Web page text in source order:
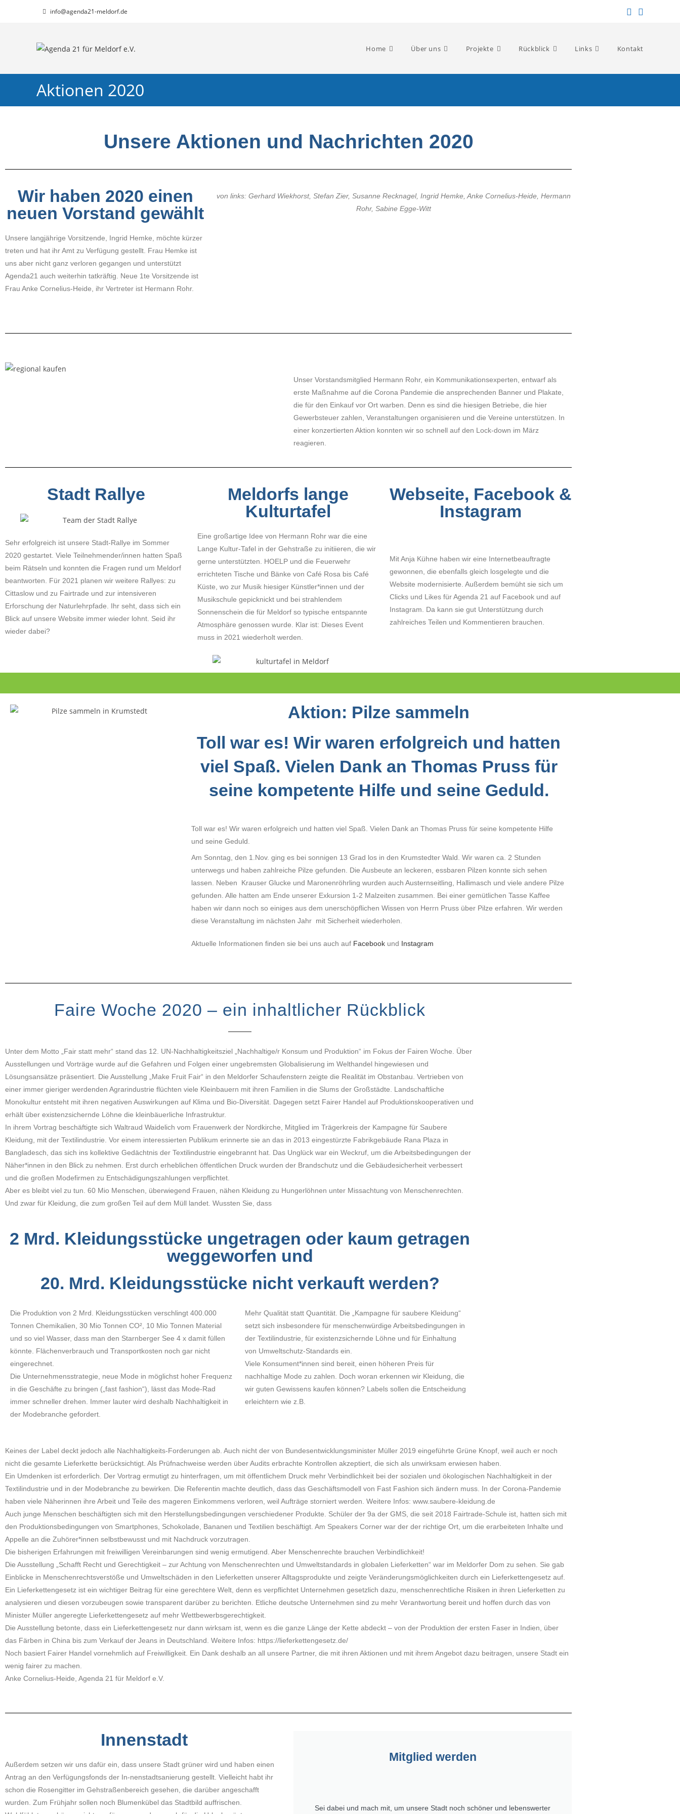
info@agenda21-meldorf.de
Home Über uns Projekte Rückblick Links Kontakt
Aktionen 2020
Unsere Aktionen und Nachrichten 2020
Wir haben 2020 einen
neuen Vorstand gewählt
Unsere langjährige Vorsitzende, Ingrid Hemke, möchte kürzer
treten und hat ihr Amt zu Verfügung gestellt. Frau Hemke ist
uns aber nicht ganz verloren gegangen und unterstützt
Agenda21 auch weiterhin tatkräftig. Neue 1te Vorsitzende ist
Frau Anke Cornelius-Heide, ihr Vertreter ist Hermann Rohr.
von links: Gerhard Wiekhorst, Stefan Zier, Susanne Recknagel, Ingrid Hemke, Anke Cornelius-Heide, Hermann
Rohr, Sabine Egge-Witt
Unser Vorstandsmitglied Hermann Rohr, ein Kommunikationsexperten, entwarf als
erste Maßnahme auf die Corona Pandemie die ansprechenden Banner und Plakate,
die für den Einkauf vor Ort warben. Denn es sind die hiesigen Betriebe, die hier
Gewerbsteuer zahlen, Veranstaltungen organisieren und die Vereine unterstützen. In
einer konzertierten Aktion konnten wir so schnell auf den Lock-down im März
reagieren.
Stadt Rallye
Sehr erfolgreich ist unsere Stadt-Rallye im Sommer
2020 gestartet. Viele Teilnehmender/innen hatten Spaß
beim Rätseln und konnten die Fragen rund um Meldorf
beantworten. Für 2021 planen wir weitere Rallyes: zu
Cittaslow und zu Fairtrade und zur intensiveren
Erforschung der Naturlehrpfade. Ihr seht, dass sich ein
Blick auf unsere Website immer wieder lohnt. Seid ihr
wieder dabei?
Meldorfs lange
Kulturtafel
Eine großartige Idee von Hermann Rohr war die eine
Lange Kultur-Tafel in der Gehstraße zu initiieren, die wir
gerne unterstützten. HOELP und die Feuerwehr
errichteten Tische und Bänke von Café Rosa bis Café
Küste, wo zur Musik hiesiger Künstler*innen und der
Musikschule gepicknickt und bei strahlendem
Sonnenschein die für Meldorf so typische entspannte
Atmosphäre genossen wurde. Klar ist: Dieses Event
muss in 2021 wiederholt werden.
Webseite, Facebook &
Instagram
Mit Anja Kühne haben wir eine Internetbeauftragte
gewonnen, die ebenfalls gleich losgelegte und die
Website modernisierte. Außerdem bemüht sie sich um
Clicks und Likes für Agenda 21 auf Facebook und auf
Instagram. Da kann sie gut Unterstützung durch
zahlreiches Teilen und Kommentieren brauchen.
Aktion: Pilze sammeln
Toll war es! Wir waren erfolgreich und hatten
viel Spaß. Vielen Dank an Thomas Pruss für
seine kompetente Hilfe und seine Geduld.
Toll war es! Wir waren erfolgreich und hatten viel Spaß. Vielen Dank an Thomas Pruss für seine kompetente Hilfe
und seine Geduld.
Am Sonntag, den 1.Nov. ging es bei sonnigen 13 Grad los in den Krumstedter Wald. Wir waren ca. 2 Stunden
unterwegs und haben zahlreiche Pilze gefunden. Die Ausbeute an leckeren, essbaren Pilzen konnte sich sehen
lassen. Neben Krauser Glucke und Maronenröhrling wurden auch Austernseitling, Hallimasch und viele andere Pilze
gefunden. Alle hatten am Ende unserer Exkursion 1-2 Malzeiten zusammen. Bei einer gemütlichen Tasse Kaffee
haben wir dann noch so einiges aus dem unerschöpflichen Wissen von Herrn Pruss über Pilze erfahren. Wir werden
diese Veranstaltung im nächsten Jahr mit Sicherheit wiederholen.
Aktuelle Informationen finden sie bei uns auch auf Facebookund Instagram
Faire Woche 2020 – ein inhaltlicher Rückblick
Unter dem Motto „Fair statt mehr“ stand das 12. UN-Nachhaltigkeitsziel „Nachhaltige/r Konsum und Produktion“ im Fokus der Fairen Woche. Über
Ausstellungen und Vorträge wurde auf die Gefahren und Folgen einer ungebremsten Globalisierung im Welthandel hingewiesen und
Lösungsansätze präsentiert. Die Ausstellung „Make Fruit Fair“ in den Meldorfer Schaufenstern zeigte die Realität im Obstanbau. Vertrieben von
einer immer gieriger werdenden Agrarindustrie flüchten viele Kleinbauern mit ihren Familien in die Slums der Großstädte. Landschaftliche
Monokultur entsteht mit ihren negativen Auswirkungen auf Klima und Bio-Diversität. Dagegen setzt Fairer Handel auf Produktionskooperativen und
erhält über existenzsichernde Löhne die kleinbäuerliche Infrastruktur.
In ihrem Vortrag beschäftigte sich Waltraud Waidelich vom Frauenwerk der Nordkirche, Mitglied im Trägerkreis der Kampagne für Saubere
Kleidung, mit der Textilindustrie. Vor einem interessierten Publikum erinnerte sie an das in 2013 eingestürzte Fabrikgebäude Rana Plaza in
Bangladesch, das sich ins kollektive Gedächtnis der Textilindustrie eingebrannt hat. Das Unglück war ein Weckruf, um die Arbeitsbedingungen der
Näher*innen in den Blick zu nehmen. Erst durch erheblichen öffentlichen Druck wurden der Brandschutz und die Gebäudesicherheit verbessert
und die großen Modefirmen zu Entschädigungszahlungen verpflichtet.
Aber es bleibt viel zu tun. 60 Mio Menschen, überwiegend Frauen, nähen Kleidung zu Hungerlöhnen unter Missachtung von Menschenrechten.
Und zwar für Kleidung, die zum großen Teil auf dem Müll landet. Wussten Sie, dass
2 Mrd. Kleidungsstücke ungetragen oder kaum getragen
weggeworfen und
20. Mrd. Kleidungsstücke nicht verkauft werden?
Die Produktion von 2 Mrd. Kleidungsstücken verschlingt 400.000
Tonnen Chemikalien, 30 Mio Tonnen CO², 10 Mio Tonnen Material
und so viel Wasser, dass man den Starnberger See 4 x damit füllen
könnte. Flächenverbrauch und Transportkosten noch gar nicht
eingerechnet.
Die Unternehmensstrategie, neue Mode in möglichst hoher Frequenz
in die Geschäfte zu bringen („fast fashion“), lässt das Mode-Rad
immer schneller drehen. Immer lauter wird deshalb Nachhaltigkeit in
der Modebranche gefordert.
Mehr Qualität statt Quantität. Die „Kampagne für saubere Kleidung“
setzt sich insbesondere für menschenwürdige Arbeitsbedingungen in
der Textilindustrie, für existenzsichernde Löhne und für Einhaltung
von Umweltschutz-Standards ein.
Viele Konsument*innen sind bereit, einen höheren Preis für
nachhaltige Mode zu zahlen. Doch woran erkennen wir Kleidung, die
wir guten Gewissens kaufen können? Labels sollen die Entscheidung
erleichtern wie z.B.
Keines der Label deckt jedoch alle Nachhaltigkeits-Forderungen ab. Auch nicht der von Bundesentwicklungsminister Müller 2019 eingeführte Grüne Knopf, weil auch er noch
nicht die gesamte Lieferkette berücksichtigt. Als Prüfnachweise werden über Audits erbrachte Kontrollen akzeptiert, die sich als unwirksam erwiesen haben.
Ein Umdenken ist erforderlich. Der Vortrag ermutigt zu hinterfragen, um mit öffentlichem Druck mehr Verbindlichkeit bei der sozialen und ökologischen Nachhaltigkeit in der
Textilindustrie und in der Modebranche zu bewirken. Die Referentin machte deutlich, dass das Geschäftsmodell von Fast Fashion sich ändern muss. In der Corona-Pandemie
haben viele Näherinnen ihre Arbeit und Teile des mageren Einkommens verloren, weil Aufträge storniert werden. Weitere Infos: www.saubere-kleidung.de
Auch junge Menschen beschäftigten sich mit den Herstellungsbedingungen verschiedener Produkte. Schüler der 9a der GMS, die seit 2018 Fairtrade-Schule ist, hatten sich mit
den Produktionsbedingungen von Smartphones, Schokolade, Bananen und Textilien beschäftigt. Am Speakers Corner war der der richtige Ort, um die erarbeiteten Inhalte und
Appelle an die Zuhörer*innen selbstbewusst und mit Nachdruck vorzutragen.
Die bisherigen Erfahrungen mit freiwilligen Vereinbarungen sind wenig ermutigend. Aber Menschenrechte brauchen Verbindlichkeit!
Die Ausstellung „Schafft Recht und Gerechtigkeit – zur Achtung von Menschenrechten und Umweltstandards in globalen Lieferketten“ war im Meldorfer Dom zu sehen. Sie gab
Einblicke in Menschenrechtsverstöße und Umweltschäden in den Lieferketten unserer Alltagsprodukte und zeigte Veränderungsmöglichkeiten durch ein Lieferkettengesetz auf.
Ein Lieferkettengesetz ist ein wichtiger Beitrag für eine gerechtere Welt, denn es verpflichtet Unternehmen gesetzlich dazu, menschenrechtliche Risiken in ihren Lieferketten zu
analysieren und diesen vorzubeugen sowie transparent darüber zu berichten. Etliche deutsche Unternehmen sind zu mehr Verantwortung bereit und hoffen durch das von
Minister Müller angeregte Lieferkettengesetz auf mehr Wettbewerbsgerechtigkeit.
Die Ausstellung betonte, dass ein Lieferkettengesetz nur dann wirksam ist, wenn es die ganze Länge der Kette abdeckt – von der Produktion der ersten Faser in Indien, über
das Färben in China bis zum Verkauf der Jeans in Deutschland. Weitere Infos: https://lieferkettengesetz.de/
Noch basiert Fairer Handel vornehmlich auf Freiwilligkeit. Ein Dank deshalb an all unsere Partner, die mit ihren Aktionen und mit ihrem Angebot dazu beitragen, unsere Stadt ein
wenig fairer zu machen.
Anke Cornelius-Heide, Agenda 21 für Meldorf e.V.
Innenstadt
Außerdem setzen wir uns dafür ein, dass unsere Stadt grüner wird und haben einen
Antrag an den Verfügungsfonds der In-nenstadtsanierung gestellt. Vielleicht habt ihr
schon die Rosengitter im Gehstraßenbereich gesehen, die darüber angeschafft
wurden. Zum Frühjahr sollen noch Blumenkübel das Stadtbild auffrischen.
Mitglied werden
Sei dabei und mach mit, um unsere Stadt noch schöner und lebenswerter